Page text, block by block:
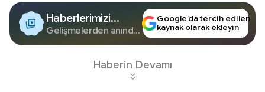
Haberlerimizi
Google'da Takip
Edin
Gelişmelerden anında
Google’da tercih edilen
kaynak olarak ekleyin
Haberin Devamı